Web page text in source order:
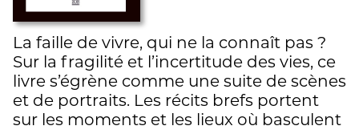
La faille de vivre, qui ne la connaît pas ?
Sur la fragilité et l’incertitude des vies, ce
livre s’égrène comme une suite de scènes
et de portraits. Les récits brefs portent
sur les moments et les lieux où basculent